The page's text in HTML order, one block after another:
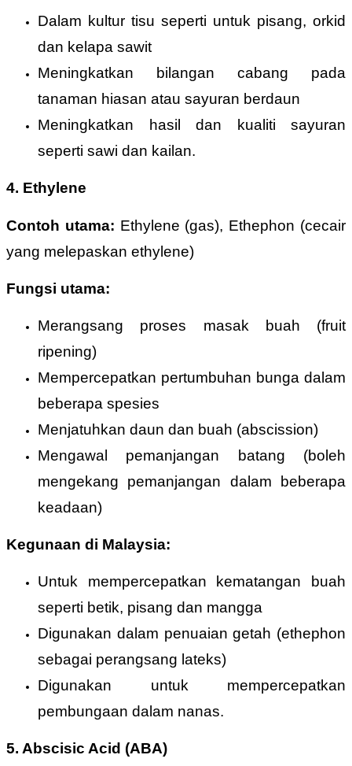
Dalam kultur tisu seperti untuk pisang, orkid
dan kelapa sawit
Meningkatkan bilangan cabang pada
tanaman hiasan atau sayuran berdaun
Meningkatkan hasil dan kualiti sayuran
seperti sawi dan kailan.
4. Ethylene
Contoh utama: Ethylene (gas), Ethephon (cecair
yang melepaskan ethylene)
Fungsi utama:
Merangsang proses masak buah (fruit
ripening)
Mempercepatkan pertumbuhan bunga dalam
beberapa spesies
Menjatuhkan daun dan buah (abscission)
Mengawal pemanjangan batang (boleh
mengekang pemanjangan dalam beberapa
keadaan)
Kegunaan di Malaysia:
Untuk mempercepatkan kematangan buah
seperti betik, pisang dan mangga
Digunakan dalam penuaian getah (ethephon
sebagai perangsang lateks)
Digunakan untuk mempercepatkan
pembungaan dalam nanas.
5. Abscisic Acid (ABA)